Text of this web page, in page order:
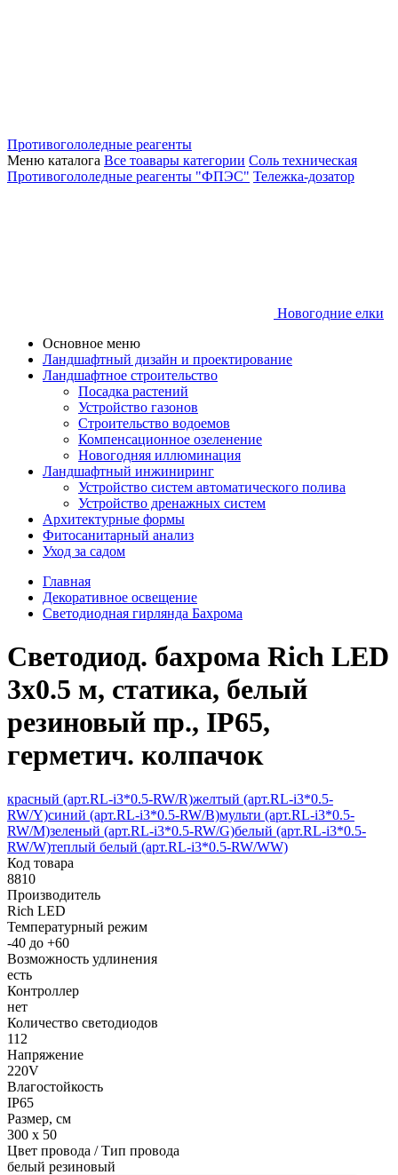
Противогололедные реагенты
Меню каталога Все тоавары категории Соль техническая
Противогололедные реагенты "ФПЭС" Тележка-дозатор
Новогодние елки
Основное меню
Ландшафтный дизайн и проектирование
Ландшафтное строительство
Посадка растений
Устройство газонов
Строительство водоемов
Компенсационное озеленение
Новогодняя иллюминация
Ландшафтный инжиниринг
Устройство систем автоматического полива
Устройство дренажных систем
Aрхитектурные формы
Фитосанитарный анализ
Уход за садом
Главная
Декоративное освещение
Светодиодная гирлянда Бахрома
Светодиод. бахрома Rich LED
3х0.5 м, статика, белый
резиновый пр., IP65,
герметич. колпачок
красный (арт.RL-i3*0.5-RW/R)желтый (арт.RL-i3*0.5-
RW/Y)синий (арт.RL-i3*0.5-RW/B)мульти (арт.RL-i3*0.5-
RW/M)зеленый (арт.RL-i3*0.5-RW/G)белый (арт.RL-i3*0.5-
RW/W)теплый белый (арт.RL-i3*0.5-RW/WW)
Код товара
8810
Производитель
Rich LED
Температурный режим
-40 до +60
Возможность удлинения
есть
Контроллер
нет
Количество светодиодов
112
Напряжение
220V
Влагостойкость
IP65
Размер, см
300 х 50
Цвет провода / Тип провода
белый резиновый